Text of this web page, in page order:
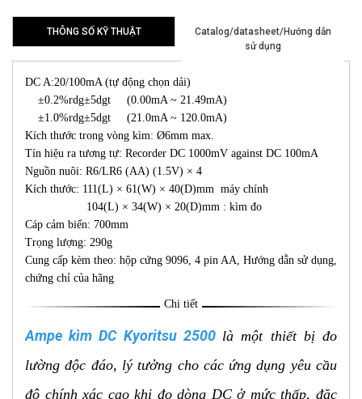
THÔNG SỐ KỸ THUẬT
Catalog/datasheet/Hướng dẫn
sử dụng
DC A:20/100mA (tự động chọn dải)
±0.2%rdg±5dgt (0.00mA ~ 21.49mA)
±1.0%rdg±5dgt (21.0mA ~ 120.0mA)
Kích thước trong vòng kìm: Ø6mm max.
Tín hiệu ra tương tự: Recorder DC 1000mV against DC 100mA
Nguồn nuôi: R6/LR6 (AA) (1.5V) × 4
Kích thước: 111(L) × 61(W) × 40(D)mm máy chính
104(L) × 34(W) × 20(D)mm : kìm đo
Cáp cảm biến: 700mm
Trọng lượng: 290g
Cung cấp kèm theo: hộp cứng 9096, 4 pin AA, Hướng dẫn sử dụng,
chứng chỉ của hãng
Chi tiết
Ampe kìm DC Kyoritsu 2500 là một thiết bị đo
lường độc đáo, lý tưởng cho các ứng dụng yêu cầu
độ chính xác cao khi đo dòng DC ở mức thấp, đặc